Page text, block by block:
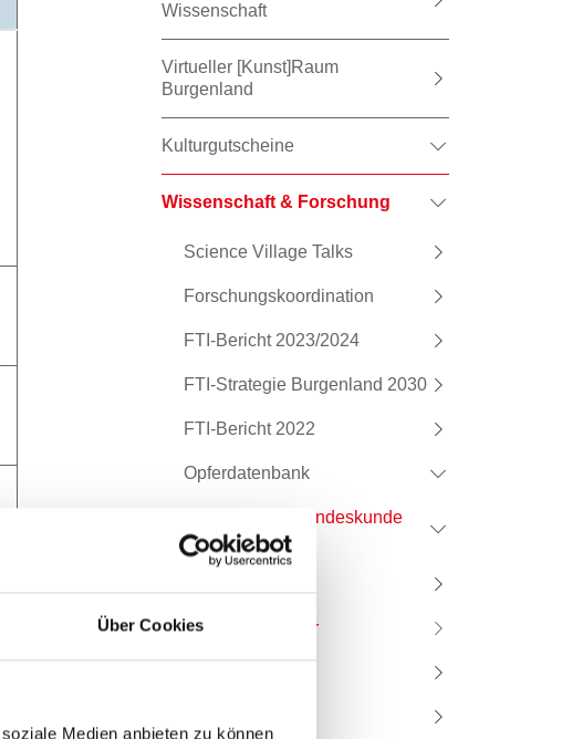
Über Cookies
Medien anbieten zu können
Wissenschaft
Virtueller [Kunst]Raum
Burgenland
Kulturgutscheine
Wissenschaft & Forschung
Science Village Talks
Forschungskoordination
FTI-Bericht 2023/2024
FTI-Strategie Burgenland 2030
FTI-Bericht 2022
Opferdatenbank
Online Verlag Landeskunde
Burgenland
Kunst & Kultur